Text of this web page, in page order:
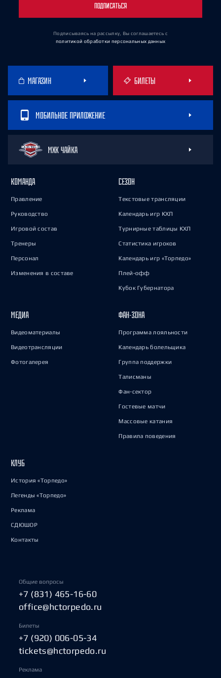
ПОДПИСАТЬСЯ
Подписываясь на рассылку, Вы соглашаетесь с
политикой обработки персональных данных
МАГАЗИН БИЛЕТЫ
МОБИЛЬНОЕ ПРИЛОЖЕНИЕ
МХК ЧАЙКА
КОМАНДА
Правление
Руководство
Игровой состав
Тренеры
Персонал
Изменения в составе
СЕЗОН
Текстовые трансляции
Календарь игр КХЛ
Турнирные таблицы КХЛ
Статистика игроков
Календарь игр «Торпедо»
Плей-офф
Кубок Губернатора
МЕДИА
Видеоматериалы
Видеотрансляции
Фотогалерея
ФАН-ЗОНА
Программа лояльности
Календарь болельщика
Группа поддержки
Талисманы
Фан-сектор
Гостевые матчи
Массовые катания
Правила поведения
КЛУБ
История «Торпедо»
Легенды «Торпедо»
Реклама
СДЮШОР
Контакты
Общие вопросы
+7 (831) 465-16-60
office@hctorpedo.ru
Билеты
+7 (920) 006-05-34
tickets@hctorpedo.ru
Реклама